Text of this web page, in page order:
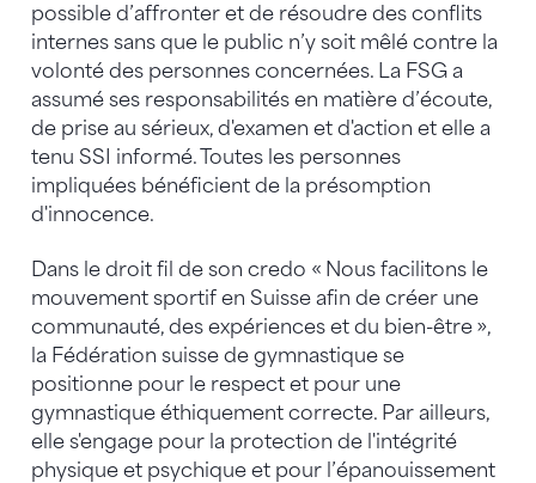
possible d’affronter et de résoudre des conflits
internes sans que le public n’y soit mêlé contre la
volonté des personnes concernées. La FSG a
assumé ses responsabilités en matière d’écoute,
de prise au sérieux, d'examen et d'action et elle a
tenu SSI informé. Toutes les personnes
impliquées bénéficient de la présomption
d'innocence.
Dans le droit fil de son credo « Nous facilitons le
mouvement sportif en Suisse afin de créer une
communauté, des expériences et du bien-être »,
la Fédération suisse de gymnastique se
positionne pour le respect et pour une
gymnastique éthiquement correcte. Par ailleurs,
elle s'engage pour la protection de l'intégrité
physique et psychique et pour l’épanouissement